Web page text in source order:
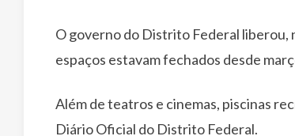
O governo do Distrito Federal liberou,
espaços estavam fechados desde
Além de teatros e cinemas, piscinas
Diário Oficial do Distrito Federal.